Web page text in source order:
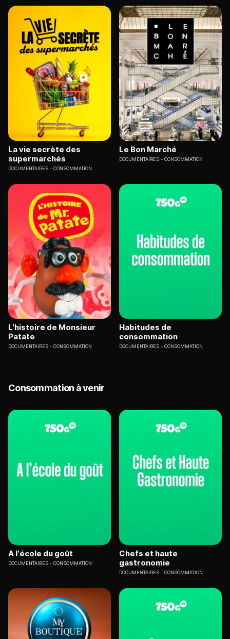
La vie secrète des
supermarchés
DOCUMENTAIRES CONSOMMATION
Le Bon Marché
DOCUMENTAIRES CONSOMMATION
L'histoire de Monsieur
Patate
DOCUMENTAIRES CONSOMMATION
Habitudes de
consommation
DOCUMENTAIRES CONSOMMATION
Consommation à venir
A l’école du goût
DOCUMENTAIRES CONSOMMATION
Chefs et haute
gastronomie
DOCUMENTAIRES CONSOMMATION